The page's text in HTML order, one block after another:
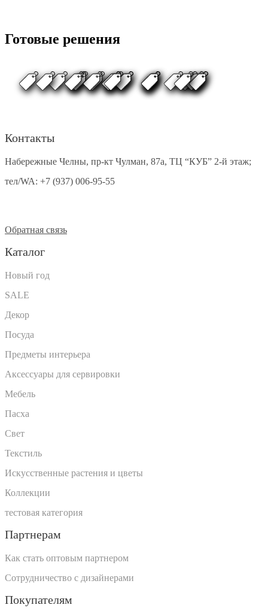
Готовые решения
Контакты
Набережные Челны, пр-кт Чулман, 87а, ТЦ “КУБ” 2-й этаж;
тел/WA: +7 (937) 006-95-55
Обратная связь
Каталог
Новый год
SALE
Декор
Посуда
Предметы интерьера
Аксессуары для сервировки
Мебель
Пасха
Свет
Текстиль
Искусственные растения и цветы
Коллекции
тестовая категория
Партнерам
Как стать оптовым партнером
Сотрудничество с дизайнерами
Покупателям